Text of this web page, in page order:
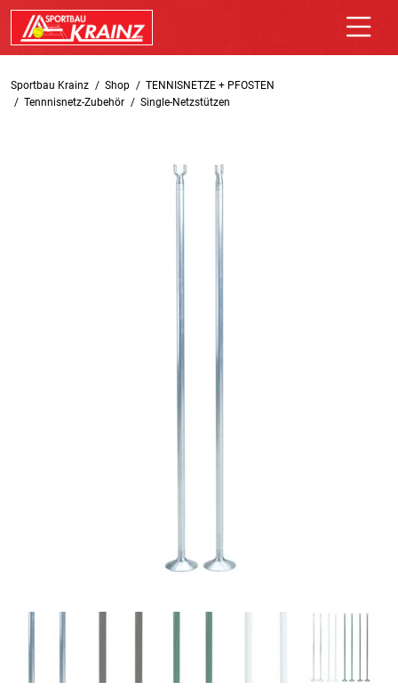
Sportbau Krainz Shop
TENNISNETZE + PFOSTEN
Tennnisnetz-Zubehör
Single-Netzstützen